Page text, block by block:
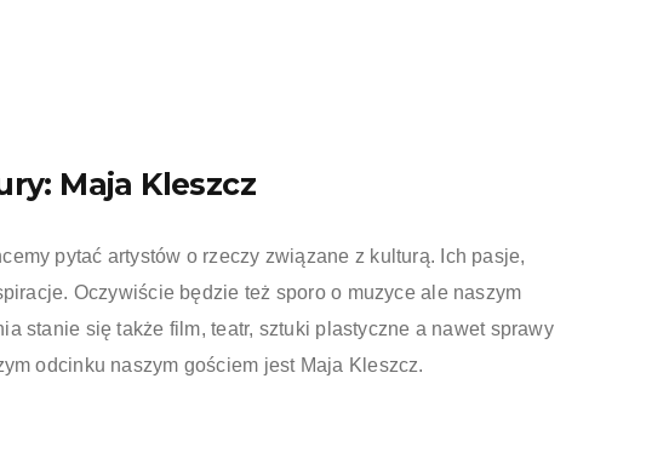
Maja Kleszcz
pytać artystów o rzeczy związane z kulturą. Ich pasje,
Oczywiście będzie też sporo o muzyce ale naszym
stanie się także film, teatr, sztuki plastyczne a nawet sprawy
odcinku naszym gościem jest Maja Kleszcz.